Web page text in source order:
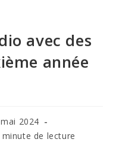
avec des
année
2024
minute de lecture